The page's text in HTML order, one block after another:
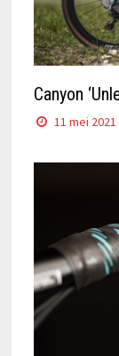
Canyon
11 mei 2021